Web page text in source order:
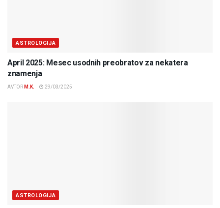
ASTROLOGIJA
April 2025: Mesec usodnih preobratov za nekatera
znamenja
AVTOR M.K. 29/03/2025
ASTROLOGIJA